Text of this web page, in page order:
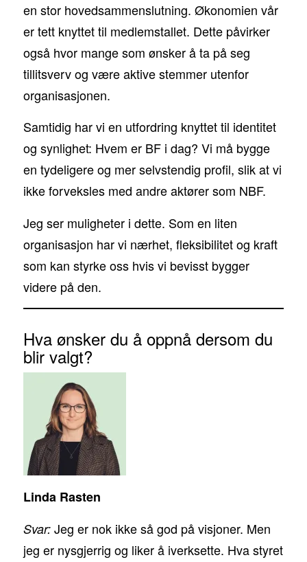
en stor hovedsammenslutning. Økonomien vår
er tett knyttet til medlemstallet. Dette påvirker
også hvor mange som ønsker å ta på seg
tillitsverv og være aktive stemmer utenfor
organisasjonen.
Samtidig har vi en utfordring knyttet til identitet
og synlighet: Hvem er BF i dag? Vi må bygge
en tydeligere og mer selvstendig profil, slik at vi
ikke forveksles med andre aktører som NBF.
Jeg ser muligheter i dette. Som en liten
organisasjon har vi nærhet, fleksibilitet og kraft
som kan styrke oss hvis vi bevisst bygger
videre på den.
Hva ønsker du å oppnå dersom du
blir valgt?
Linda Rasten
Svar: Jeg er nok ikke så god på visjoner. Men
jeg er nysgjerrig og liker å iverksette. Hva styret